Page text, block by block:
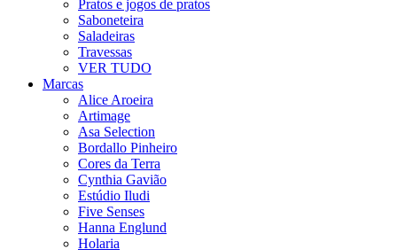
Pratos e jogos de pratos
Saboneteira
Saladeiras
Travessas
VER TUDO
Marcas
Alice Aroeira
Artimage
Asa Selection
Bordallo Pinheiro
Cores da Terra
Cynthia Gavião
Estúdio Iludi
Five Senses
Hanna Englund
Holaria